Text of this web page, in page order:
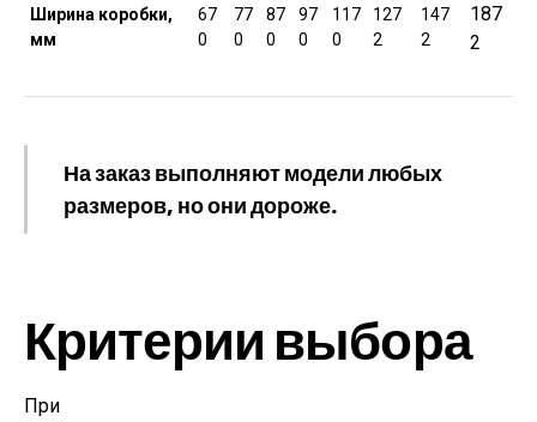
Ширина коробки,
мм
67
0
77
0
87
0
97
0
117
0
127
2
147
2
187
2
На заказ выполняют модели любых
размеров, но они дороже.
Критерии выбора
При